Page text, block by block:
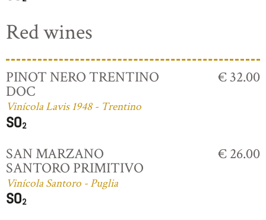
Red wines
PINOT NERO TRENTINO
DOC
Vinícola Lavis 1948 - Trentino
€ 32.00
SAN MARZANO
SANTORO PRIMITIVO
Vinícola Santoro - Puglia
€ 26.00